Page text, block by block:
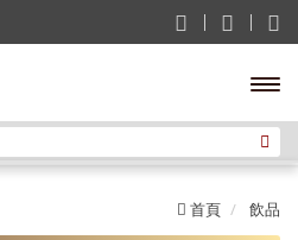
主選
單
首頁 飲品